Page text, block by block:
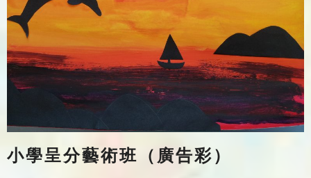
小學呈分藝術班（廣告彩）